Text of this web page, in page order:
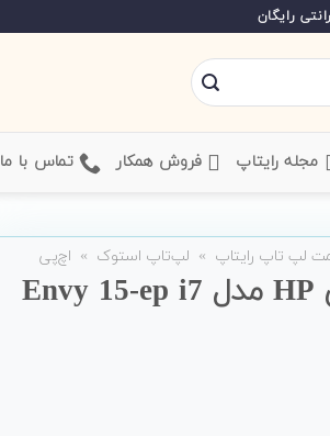
‌ مجله رایتاپ فروش همکار تماس با ما
لپ تاپ رایتاپ » لپ‌تاپ استوک » اچ‌پی
لپ تاپ 15 اینچی HP مدل Envy 15-ep i7